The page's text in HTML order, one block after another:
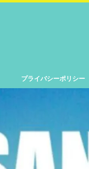
プライバシーポリシー